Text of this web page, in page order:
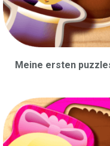
Meine ersten